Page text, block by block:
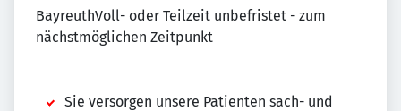
BayreuthVoll- oder Teilzeit unbefristet - zum
nächstmöglichen Zeitpunkt
Sie versorgen unsere Patienten sach- und